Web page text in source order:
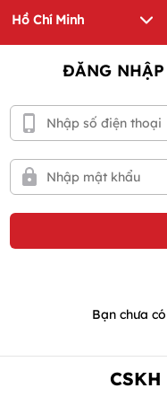
ĐĂNG
Bạn chưa
CSKH